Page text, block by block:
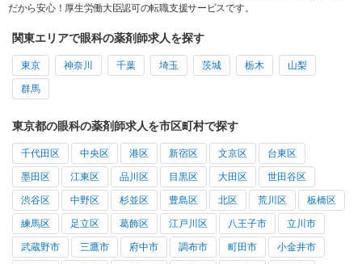
だから安心！厚生労働大臣認可の転職支援サービスです。
関東エリアで眼科の薬剤師求人を探す
東京 神奈川 千葉 埼玉 茨城 栃木 山梨
群馬
東京都の眼科の薬剤師求人を市区町村で探す
千代田区 中央区 港区 新宿区 文京区 台東区
墨田区 江東区 品川区 目黒区 大田区 世田谷区
渋谷区 中野区 杉並区 豊島区 北区 荒川区 板橋区
練馬区 足立区 葛飾区 江戸川区 八王子市 立川市
武蔵野市 三鷹市 府中市 調布市 町田市 小金井市